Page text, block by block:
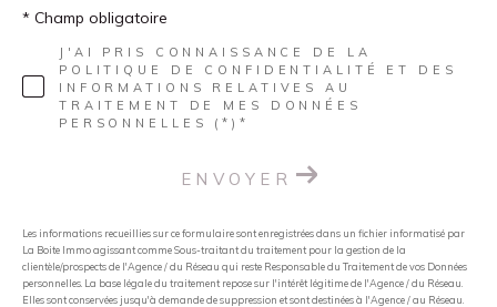
J'AI PRIS CONNAISSANCE DE LA
POLITIQUE DE CONFIDENTIALITÉ ET DES
INFORMATIONS RELATIVES AU
TRAITEMENT DE MES DONNÉES
PERSONNELLES (*)*
* Champ obligatoire
ENVOYER
Les informations recueillies sur ce formulaire sont enregistrées dans un fichier informatisé par
La Boite Immo agissant comme Sous-traitant du traitement pour la gestion de la
clientèle/prospects de l'Agence / du Réseau qui reste Responsable du Traitement de vos Données
personnelles. La base légale du traitement repose sur l'intérêt légitime de l'Agence / du Réseau.
Elles sont conservées jusqu'à demande de suppression et sont destinées à l'Agence / au Réseau.